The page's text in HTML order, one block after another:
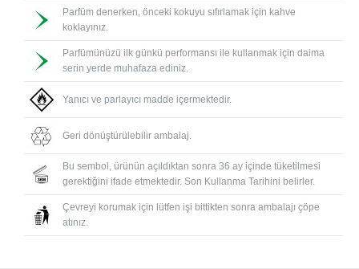
Parfüm denerken, önceki kokuyu sıfırlamak için kahve
koklayınız.
Parfümünüzü ilk günkü performansı ile kullanmak için daima
serin yerde muhafaza ediniz.
Yanıcı ve parlayıcı madde içermektedir.
Geri dönüştürülebilir ambalaj.
Bu sembol, ürünün açıldıktan sonra 36 ay içinde tüketilmesi
gerektiğini ifade etmektedir. Son Kullanma Tarihini belirler.
Çevreyi korumak için lütfen işi bittikten sonra ambalajı çöpe
atınız.